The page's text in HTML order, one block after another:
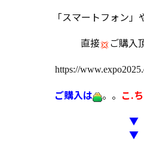
「スマートフォン
直接
ご購入
https://
ご購入は 。。 こ.
▼
▼